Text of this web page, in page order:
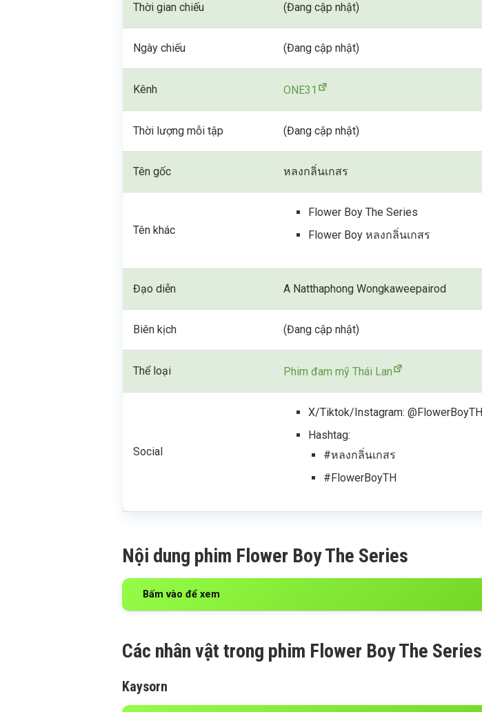
Thời gian chiếu (Đang cập nhật)
Ngày chiếu (Đang cập nhật)
Kênh ONE31
Thời lượng mỗi tập (Đang cập nhật)
Tên gốc หลงกลิ่นเกสร
Tên khác
Flower Boy The Series
Flower Boy หลงกลิ่นเกสร
Đạo diễn A Natthaphong Wongkaweepairod
Biên kịch (Đang cập nhật)
Thể loại Phim đam mỹ Thái Lan
Social
X/Tiktok/Instagram: @FlowerBoyTH
Hashtag:
#หลงกลิ่นเกสร
#FlowerBoyTH
Nội dung phim Flower Boy The Series
Bấm vào để xem
Các nhân vật trong phim Flower Boy The Series
Kaysorn